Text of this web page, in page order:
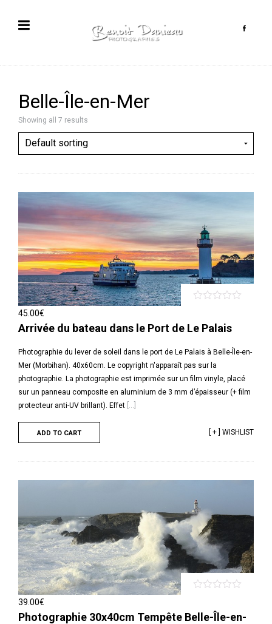
Belle-Île-en-Mer
Showing all 7 results
45.00€
Arrivée du bateau dans le Port de Le Palais
Photographie du lever de soleil dans le port de Le Palais à Belle-Île-en-
Mer (Morbihan). 40x60cm. Le copyright n'apparaît pas sur la
photographie. La photographie est imprimée sur un film vinyle, placé
sur un panneau composite en aluminium de 3 mm d’épaisseur (+ film
protecteur anti-UV brillant). Effet [...]
ADD TO CART [ + ] WISHLIST
39.00€
Photographie 30x40cm Tempête Belle-Île-en-